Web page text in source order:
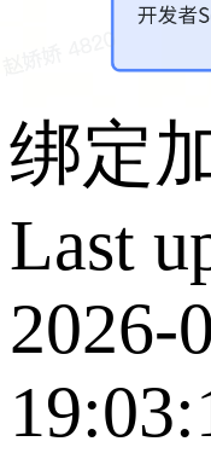
解锁/
绑定
Last
2026-